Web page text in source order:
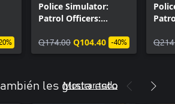
Police Simulator:
Patrol Officers:
Expansion
Q174.00 Q104.40 -40%
les gusta esto
Mostrar todo